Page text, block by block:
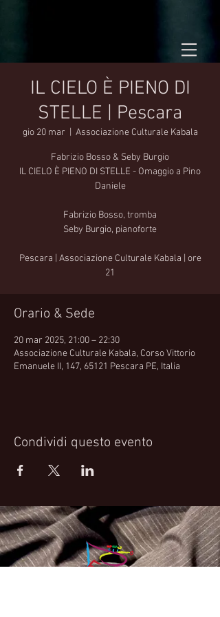
IL CIELO È PIENO DI
STELLE | Pescara
gio 20 mar Associazione Culturale Kabala
Fabrizio Bosso & Seby Burgio
IL CIELO È PIENO DI STELLE - Omaggio a Pino
Daniele
Fabrizio Bosso, tromba
Seby Burgio, pianoforte
Pescara | Associazione Culturale Kabala | ore
21
Orario & Sede
20 mar 2025, 21:00 – 22:30
Associazione Culturale Kabala, Corso Vittorio
Emanuele II, 147, 65121 Pescara PE, Italia
Condividi questo evento